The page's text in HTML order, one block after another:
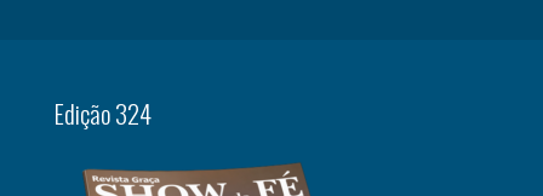
Edição 324